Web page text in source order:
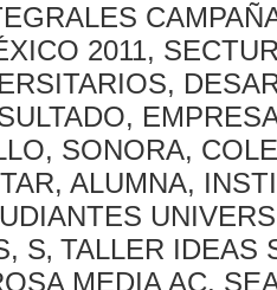
2011,
SONORA,
ALUMNA,
S‚ TALLER IDEAS
MEDIA AC,